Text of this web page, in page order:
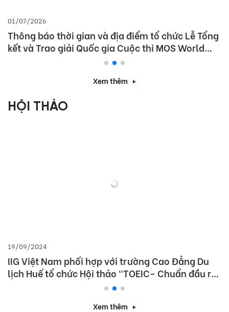
01/07/2026
Thông báo thời gian và địa điểm tổ chức Lễ Tổng
kết và Trao giải Quốc gia Cuộc thi MOS World
Xem thêm
HỘI THẢO
19/09/2024
IIG Việt Nam phối hợp với trường Cao Đẳng Du
lịch Huế tổ chức Hội thảo “TOEIC- Chuẩn đầu ra
tiếng Anh- Bí Quyết chinh phục nhà tuyển dụng”
Xem thêm